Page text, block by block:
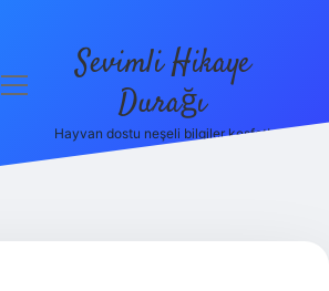
menüyü
Sevimli Hikaye
Durağı
Hayvan dostu neşeli bilgiler keşfet!